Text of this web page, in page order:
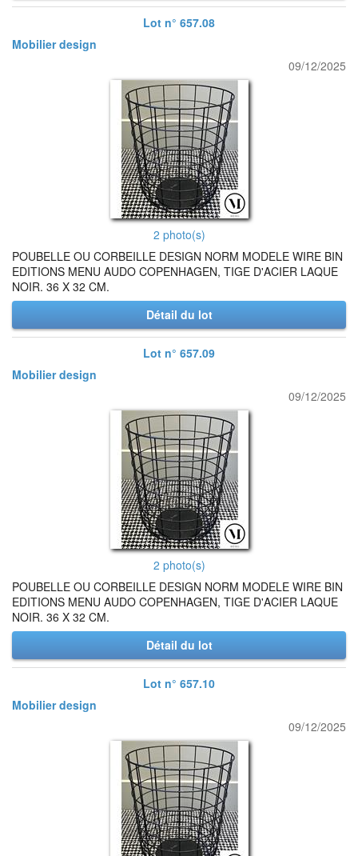
Lot n° 657.08
Mobilier design
09/12/2025
2 photo(s)
POUBELLE OU CORBEILLE DESIGN NORM MODELE WIRE BIN
EDITIONS MENU AUDO COPENHAGEN, TIGE D'ACIER LAQUE
NOIR. 36 X 32 CM.
Détail du lot
Lot n° 657.09
Mobilier design
09/12/2025
2 photo(s)
POUBELLE OU CORBEILLE DESIGN NORM MODELE WIRE BIN
EDITIONS MENU AUDO COPENHAGEN, TIGE D'ACIER LAQUE
NOIR. 36 X 32 CM.
Détail du lot
Lot n° 657.10
Mobilier design
09/12/2025